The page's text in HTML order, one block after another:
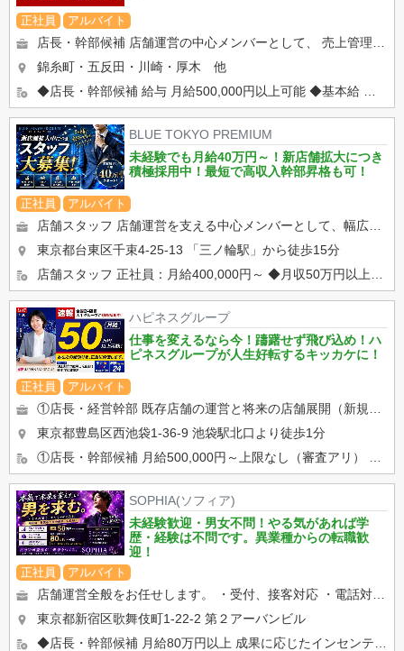
正社員 アルバイト
錦糸町・五反田・川崎・厚木 他
BLUE TOKYO PREMIUM
未経験でも月給40万円～！新店舗拡大につき
積極採用中！最短で高収入幹部昇格も可！
正社員 アルバイト
東京都台東区千束4-25-13
「三ノ輪駅」から徒歩15分
ハピネスグループ
仕事を変えるなら今！躊躇せず飛び込め！ハ
ピネスグループが人生好転するキッカケに！
正社員 アルバイト
東京都豊島区西池袋1-36-9 池袋駅北口より徒歩1分
SOPHIA(ソフィア)
未経験歓迎・男女不問！やる気があれば学
歴・経験は不問です。異業種からの転職歓
迎！
正社員 アルバイト
東京都新宿区歌舞伎町1-22-2 第２アーバンビル